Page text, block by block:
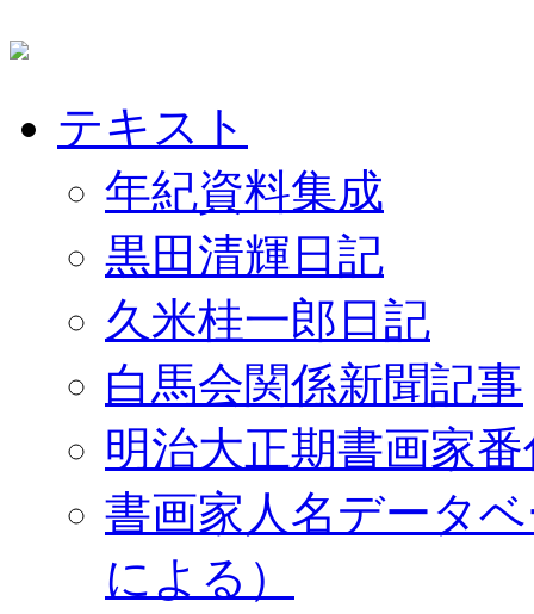
テキスト
年紀資料集成
黒田清輝日記
久米桂一郎日記
白馬会関係新聞記事
明治大正期書画家
書画家人名データ
による）